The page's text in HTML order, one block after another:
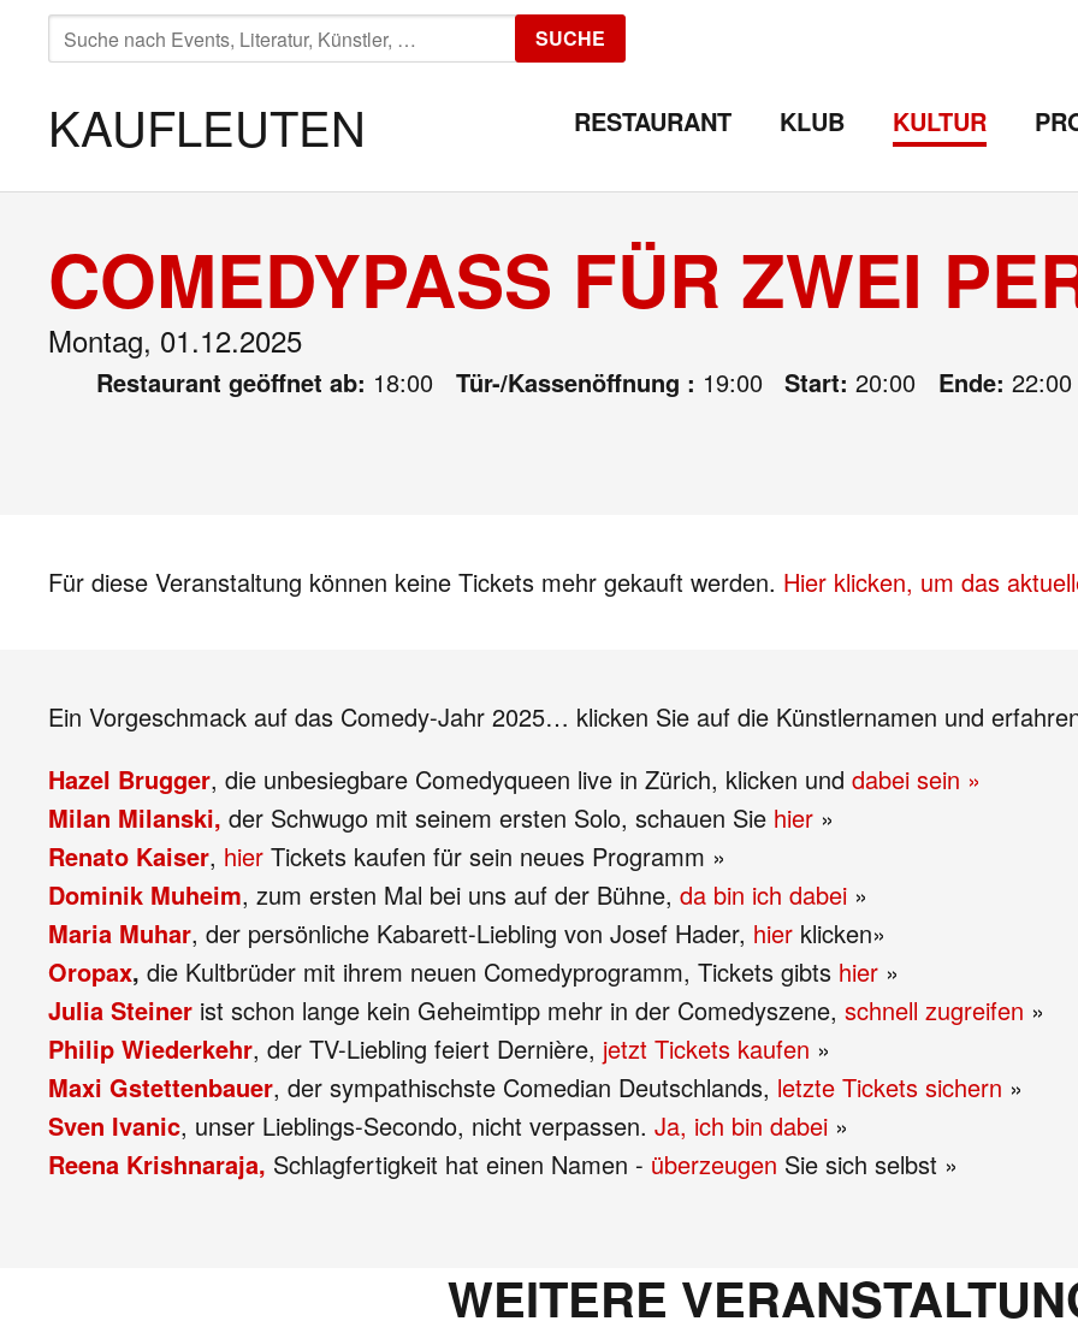
SUCHE
NACH:
SUCHE
KAUFLEUTEN RESTAURANT KLUB KULTUR
COMEDYPASS FÜR ZWEI
Montag, 01.12.2025
Restaurant geöffnet ab: 18:00 Tür-/Kassenöffnung : 19:00 Start: 20:00 Ende: 22:00
Für diese Veranstaltung können keine Tickets mehr gekauft werden. Hier klicken, um das
Ein Vorgeschmack auf das Comedy-Jahr 2025… klicken Sie auf die Künstlernamen und
Hazel Brugger, die unbesiegbare Comedyqueen live in Zürich, klicken und dabei sein »
Milan Milanski, der Schwugo mit seinem ersten Solo, schauen Sie hier »
Renato Kaiser, hier Tickets kaufen für sein neues Programm »
Dominik Muheim, zum ersten Mal bei uns auf der Bühne, da bin ich dabei »
Maria Muhar, der persönliche Kabarett-Liebling von Josef Hader, hier klicken»
Oropax, die Kultbrüder mit ihrem neuen Comedyprogramm, Tickets gibts hier »
Julia Steiner ist schon lange kein Geheimtipp mehr in der Comedyszene, schnell zugreifen »
Philip Wiederkehr, der TV-Liebling feiert Dernière, jetzt Tickets kaufen »
Maxi Gstettenbauer, der sympathischste Comedian Deutschlands, letzte Tickets sichern »
Sven Ivanic, unser Lieblings-Secondo, nicht verpassen. Ja, ich bin dabei »
Reena Krishnaraja, Schlagfertigkeit hat einen Namen - überzeugen Sie sich selbst »
WEITERE